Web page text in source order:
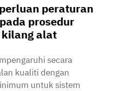
peraturan
prosedur
alat
secara
kualiti dengan
untuk sistem